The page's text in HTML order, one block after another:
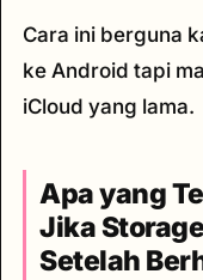
Cara ini berguna
ke Android tapi
iCloud yang lama.
Apa yang
Jika
Setelah